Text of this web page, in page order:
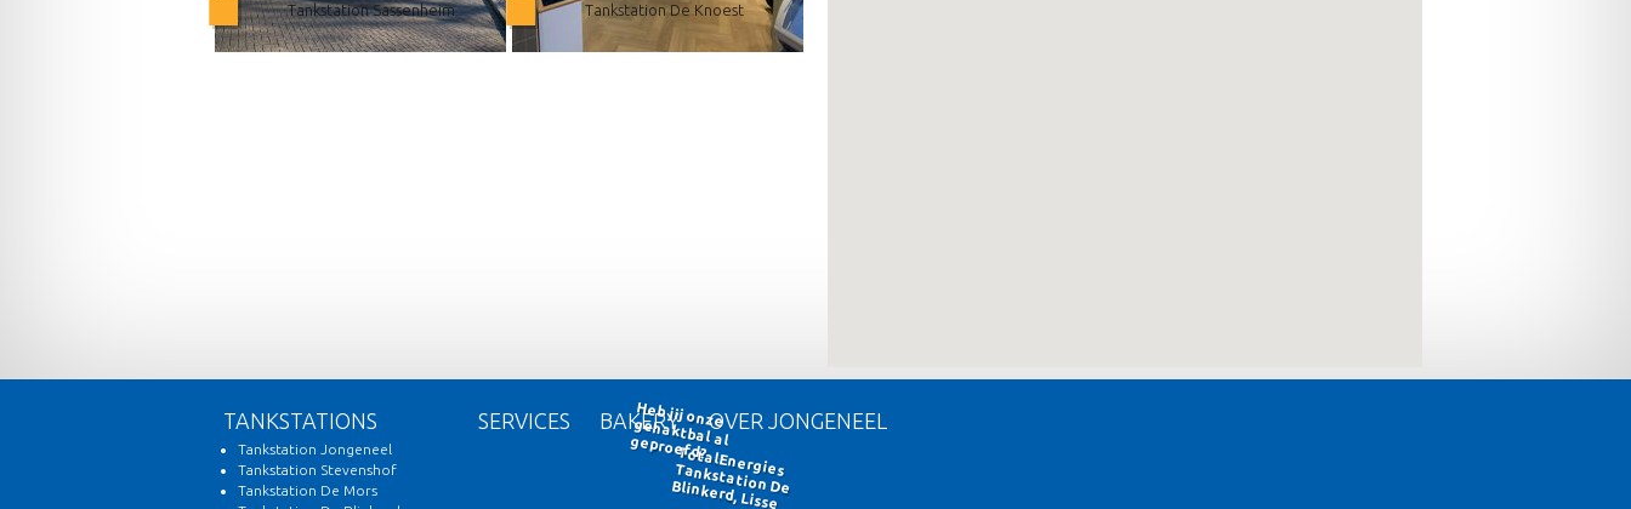
TotalEnergies Tankstation De Blinkerd, Lisse
Heb jij onze gehaktbal al geproefd?
Tankstation Sassenheim Tankstation De Knoest
TANKSTATIONS
Tankstation Jongeneel
Tankstation Stevenshof
Tankstation De Mors
SERVICES BAKERY OVER JONGENEEL